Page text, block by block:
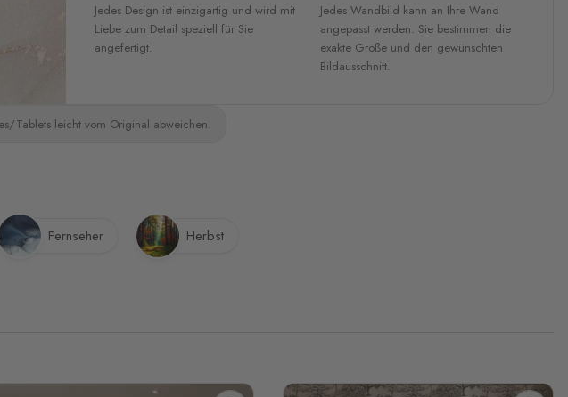
Jedes Design ist einzigartig und wird mit
Liebe zum Detail speziell für Sie
angefertigt.
Jedes Wandbild kann an Ihre Wand
angepasst werden. Sie bestimmen die
exakte Größe und den gewünschten
Bildausschnitt.
Tablets leicht vom Original abweichen.
Fernseher Herbst